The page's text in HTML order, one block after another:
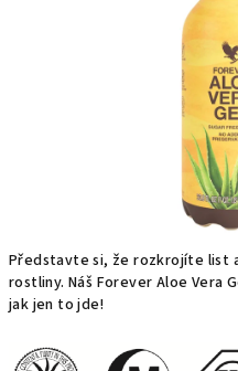
Představte si, že rozkrojíte list
rostliny. Náš Forever Aloe Vera
jak jen to jde!